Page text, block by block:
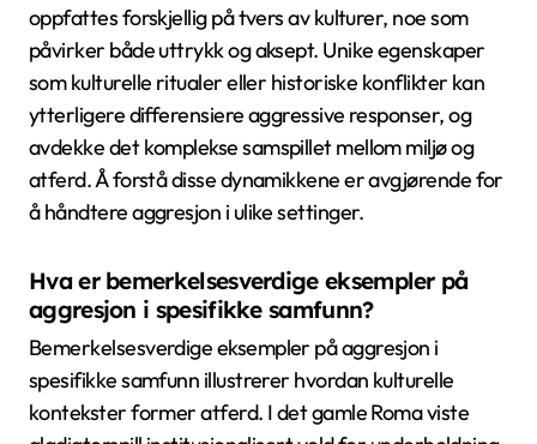
oppfattes forskjellig på tvers av kulturer, noe som
påvirker både uttrykk og aksept. Unike egenskaper
som kulturelle ritualer eller historiske konflikter kan
ytterligere differensiere aggressive responser, og
avdekke det komplekse samspillet mellom miljø og
atferd. Å forstå disse dynamikkene er avgjørende for
å håndtere aggresjon i ulike settinger.
Hva er bemerkelsesverdige eksempler på
aggresjon i spesifikke samfunn?
Bemerkelsesverdige eksempler på aggresjon i
spesifikke samfunn illustrerer hvordan kulturelle
kontekster former atferd. I det gamle Roma viste